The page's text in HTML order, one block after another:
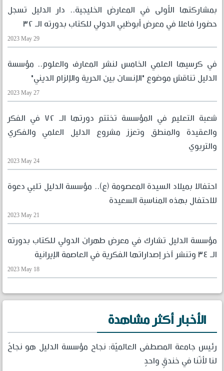
بمشاركتها الأولى في المعارض الخليجية.. دار الدليل تسجل
حضورا فاعلا في معرض أبوظبي الدولي للكتاب بدورته الـ ٣٢
2023 May 29
في كرسيها العلمي الخامس لنشر المعارف والعلوم.. مؤسسة
الدليل تناقش موضوع "الإنسان بين الحرية والإلزام الديني"
2023 May 27
شعبة التعليم في المؤسسة تختتم دورتها الـ ٧٢ في الفكر
والعقيدة والمنطق وتعزز مشروع الدليل العلمي والفكري
والتربوي
2023 May 24
احتفالا بميلاد السيدة المعصومة (ع).. مؤسسة الدليل تلبي دعوة
للاحتفال بهذه المناسبة السعيدة
2023 May 21
مؤسسة الدليل تشارك في معرض طهران الدولي للكتاب بدورته
الـ ٣٤ وتنشر آخر إصداراتها الفكرية في العاصمة الإيرانية
2023 May 18
الأخبار أكثر مشاهدة
رئيس جامعة المصطفى العالميّة: نجاح مؤسسة الدليل هو نجاحٌ
لنا لأنّنا في خندقٍ واحدٍ